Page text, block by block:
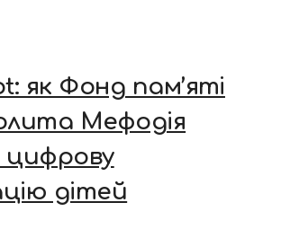
як Фонд пам’яті
Мефодія
цифрову
дітей